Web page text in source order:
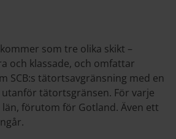
som tre olika skikt –
och klassade, och omfattar
SCB:s tätortsavgränsning med en
tätortsgränsen. För varje
förutom för Gotland. Även ett